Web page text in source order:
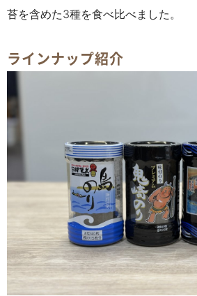
苔を含めた3種を食べ比べました。
ラインナップ紹介